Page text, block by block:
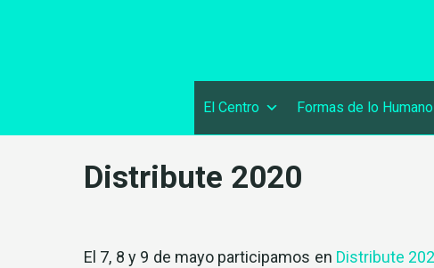
El Centro Formas de lo Humano
Distribute 2020
El 7, 8 y 9 de mayo participamos en Distribute